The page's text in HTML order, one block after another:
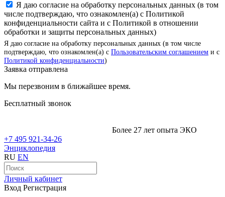
Я даю согласие на обработку персональных данных (в том
числе подтверждаю, что ознакомлен(а) с Политикой
конфиденциальности сайта и с Политикой в отношении
обработки и защиты персональных данных)
Я даю согласие на обработку персональных данных (в том числе
подтверждаю, что ознакомлен(а) с Пользовательским соглашением и с
Политикой конфиденциальности)
Заявка отправлена
Мы перезвоним в ближайшее время.
Бесплатный звонок
Более 27 лет опыта ЭКО
+7 495 921-34-26
Энциклопедия
RU EN
Личный кабинет
Вход Регистрация